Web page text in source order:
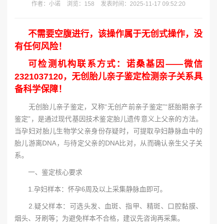
作者：小诺 浏览：158 发表时间：2025-11-17 09:52:20
不需要空腹进行，该操作属于无创式操作，没
有任何风险！
可检测机构联系方式：诺桑基因——微信
2321037120，无创胎儿亲子鉴定检测亲子关系具
备科学保障！
无创胎儿亲子鉴定，又称“无创产前亲子鉴定”“胚胎期亲子
鉴定”，是通过现代基因技术鉴定胎儿遗传意义上父亲的方法。
当孕妇对胎儿生物学父亲身份存疑时，可提取孕妇静脉血中的
胎儿游离DNA，与待定父亲的DNA比对，从而确认亲生父子关
系。
一、鉴定核心要求
1.孕妇样本：怀孕6周及以上采集静脉血即可。
2.疑父样本：可选头发、血斑、指甲、精斑、口腔黏膜、
烟头、牙刷等；为避免样本不合格，建议先咨询再采集。